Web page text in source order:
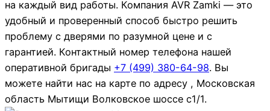
на каждый вид работы. Компания AVR Zamki — это
удобный и проверенный способ быстро решить
проблему с дверями по разумной цене и с
гарантией. Контактный номер телефона нашей
оперативной бригады +7 (499) 380-64-98. Вы
можете найти нас на карте по адресу , Московская
область Мытищи Волковское шоссе с1/1.